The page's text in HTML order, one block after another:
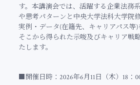
す。本講演会では、活躍する企業法務
や思考パターンと中央大学法科大学院
実例・データ(在籍先、キャリアパス等)
そこから得られた示唆及びキャリア戦
たします。
■開催日時：2026年6月11日（木）18：